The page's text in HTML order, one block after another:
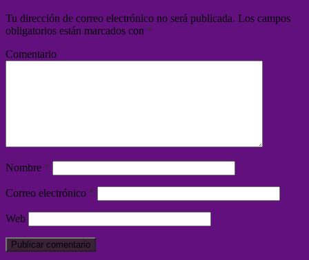
Tu dirección de correo electrónico no será publicada. Los campos
obligatorios están marcados con *
Comentario
Nombre *
Correo electrónico *
Web